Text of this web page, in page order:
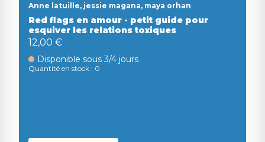
Anne latuille, jessie magana, maya orhan
Red flags en amour - petit guide pour
esquiver les relations toxiques
12,00 €
Disponible sous 3/4 jours
Quantité en stock : 0